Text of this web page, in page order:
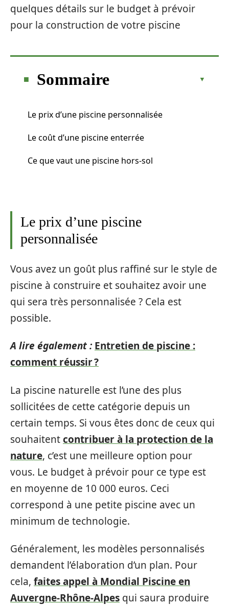
quelques détails sur le budget à prévoir
pour la construction de votre piscine
Sommaire
Le prix d’une piscine personnalisée
Le coût d’une piscine enterrée
Ce que vaut une piscine hors-sol
Le prix d’une piscine
personnalisée
Vous avez un goût plus raffiné sur le style de
piscine à construire et souhaitez avoir une
qui sera très personnalisée ? Cela est
possible.
A lire également : Entretien de piscine :
comment réussir ?
La piscine naturelle est l’une des plus
sollicitées de cette catégorie depuis un
certain temps. Si vous êtes donc de ceux qui
souhaitentcontribuer à la protection de la
nature, c’est une meilleure option pour
vous. Le budget à prévoir pour ce type est
en moyenne de 10 000 euros. Ceci
correspond à une petite piscine avec un
minimum de technologie.
Généralement, les modèles personnalisés
demandent l’élaboration d’un plan. Pour
cela, faites appel à Mondial Piscine en
Auvergne-Rhône-Alpes qui saura produire